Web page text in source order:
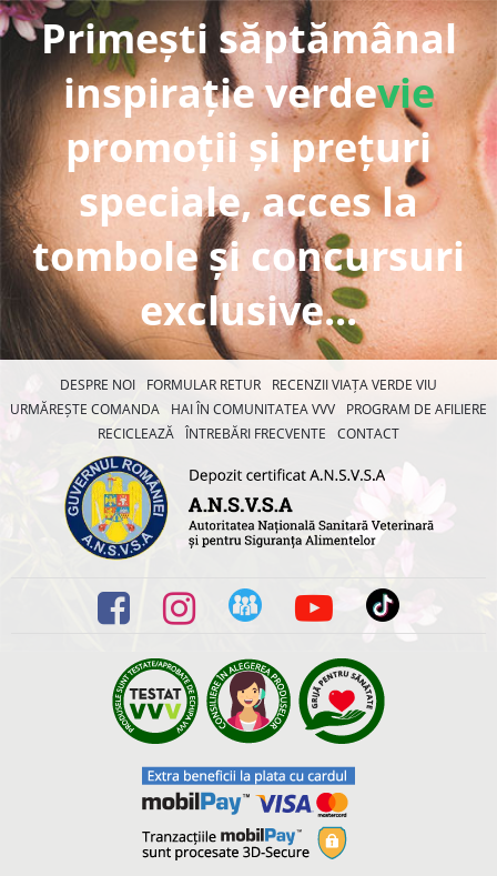
Primești săptămânal
inspirație verdevie
promoții și prețuri
speciale, acces la
tombole și concursuri
exclusive...
DESPRE NOI FORMULAR RETUR
RECENZII VIAȚA VERDE VIU
URMĂREȘTE COMANDA
HAI ÎN COMUNITATEA VVV
PROGRAM DE AFILIERE
RECICLEAZĂ ÎNTREBĂRI FRECVENTE CONTACT